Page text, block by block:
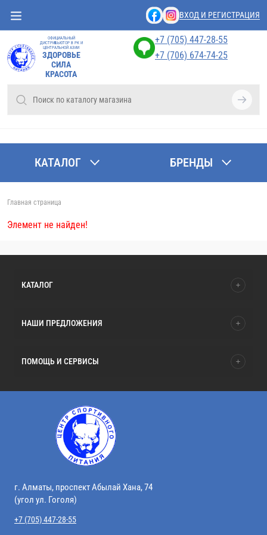
ВХОД И РЕГИСТРАЦИЯ
ОФИЦИАЛЬНЫЙ
ДИСТРИБЬЮТОР В РК И
ЦЕНТРАЛЬНОЙ АЗИИ
ЗДОРОВЬЕ
СИЛА
КРАСОТА
+7 (705) 447-28-55
+7 (706) 674-74-25
КАТАЛОГ БРЕНДЫ
Главная страница
Элемент не найден!
КАТАЛОГ
НАШИ ПРЕДЛОЖЕНИЯ
ПОМОЩЬ И СЕРВИСЫ
г. Алматы, проспект Абылай Хана, 74
(угол ул. Гоголя)
+7 (705) 447-28-55